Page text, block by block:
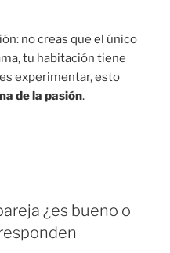
no creas que el único
tu habitación tiene
experimentar, esto
de la pasión.
¿es bueno o